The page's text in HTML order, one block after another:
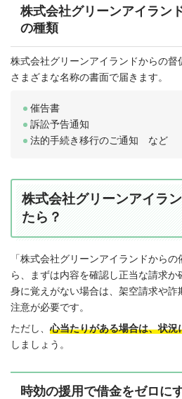
株式会社グリーンアイラン
の種類
株式会社グリーンアイランドからの督
さまざまな名称の書面で届きます。
催告書
訴訟予告通知
法的手続き移行のご通知 など
株式会社グリーンアイラ
たら？
「株式会社グリーンアイランドから
ら、まずは内容を確認し正当な請求か
身に覚えがない場合は、架空請求や詐
注意が必要です。
ただし、 心当たりがある場合は、状
しましょう。
時効の援用で借金をゼロに